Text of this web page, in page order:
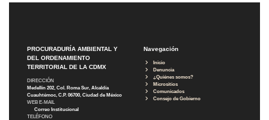
PROCURADURÍA AMBIENTAL Y
DEL ORDENAMIENTO
TERRITORIAL DE LA CDMX
DIRECCIÓN
Medellín 202, Col. Roma Sur, Alcaldía
Cuauhtémoc, C.P. 06700, Ciudad de México
WEB E-MAIL
Correo Institucional
TELÉFONO
Navegación
Inicio
Denuncia
¿Quiénes somos?
Micrositios
Comunicados
Consejo de Gobierno